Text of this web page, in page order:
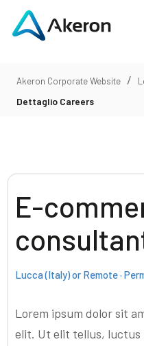
People
News
Contact us
Community
Akeron Corporate Website /
Dettaglio Careers
E-
Lucca (Italy) or Remote ·
Lorem ipsum dolor sit
elit. Ut elit tellus, luctus